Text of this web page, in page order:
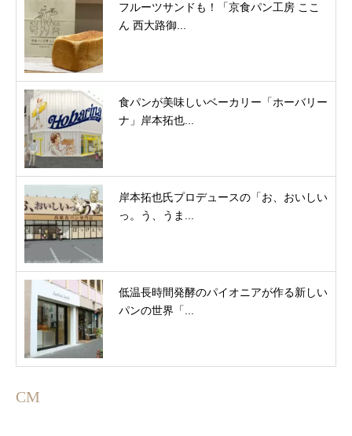
フルーツサンドも！「京食パン工房 ここ
ん 西大路御...
食パンが美味しいベーカリー「ホーバリー
ナ」岸本拓也...
岸本拓也氏プロデュースの「お、おいしい
っ。う、うま...
低温長時間発酵のパイオニアが作る新しい
パンの世界「...
CM